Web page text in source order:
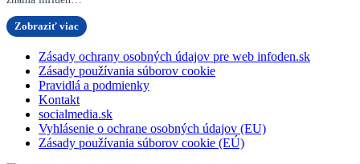
Zobraziť viac
Zásady ochrany osobných údajov pre web infoden.sk
Zásady používania súborov cookie
Pravidlá a podmienky
Kontakt
socialmedia.sk
Vyhlásenie o ochrane osobných údajov (EU)
Zásady používania súborov cookie (EÚ)